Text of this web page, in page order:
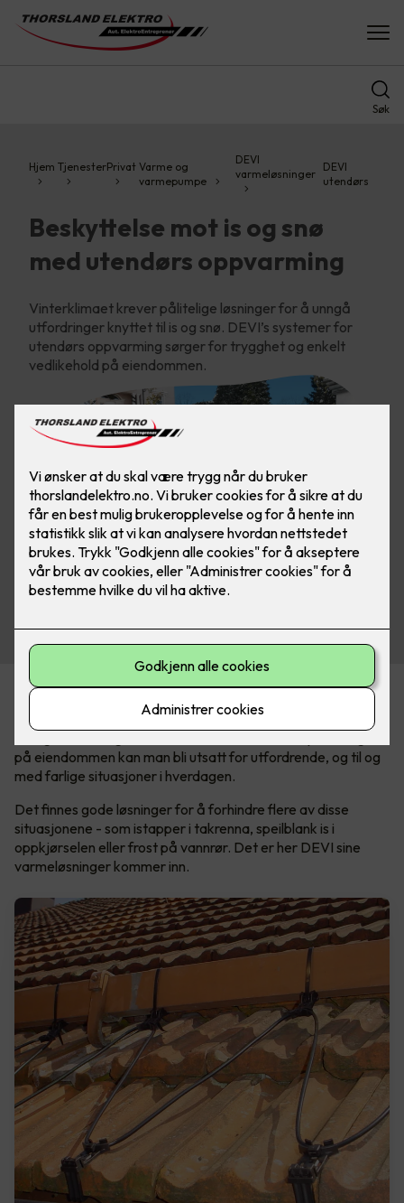
Søk
Hjem TjenesterPrivat Varme og
varmepumpe
DEVI
varmeløsninger
DEVI
utendørs
Beskyttelse mot is og snø
med utendørs oppvarming
Vinterklimaet krever pålitelige løsninger for å unngå
utfordringer knyttet til is og snø. DEVI’s systemer for
utendørs oppvarming sørger for trygghet og enkelt
vedlikehold på eiendommen.
En trygg og mer komfortabel vinter
på eiendommen kan man bli utsatt for utfordrende, og til og
med farlige situasjoner i hverdagen.
Det finnes gode løsninger for å forhindre flere av disse
situasjonene - som istapper i takrenna, speilblank is i
oppkjørselen eller frost på vannrør. Det er her DEVI sine
varmeløsninger kommer inn.